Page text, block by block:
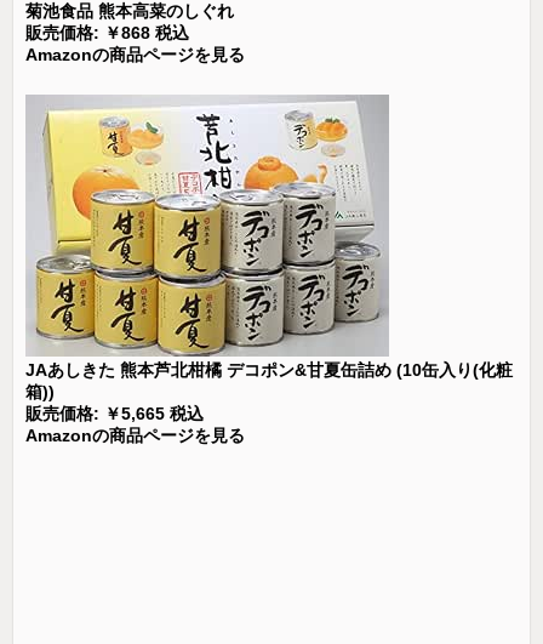
菊池食品 熊本高菜のしぐれ
販売価格: ￥868 税込
Amazonの商品ページを見る
JAあしきた 熊本芦北柑橘 デコポン&甘夏缶詰め (10缶入り(化粧
箱))
販売価格: ￥5,665 税込
Amazonの商品ページを見る